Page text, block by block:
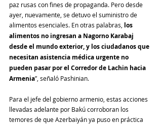
paz rusas con fines de propaganda. Pero desde
ayer, nuevamente, se detuvo el suministro de
alimentos esenciales. En otras palabras, los
alimentos no ingresan a Nagorno Karabaj
desde el mundo exterior, y los ciudadanos que
necesitan asistencia médica urgente no
pueden pasar por el Corredor de Lachin hacia
Armenia”, señaló Pashinian.
Para el jefe del gobierno armenio, estas acciones
llevadas adelante por Bakú corroboran los
temores de que Azerbaiyán ya puso en práctica